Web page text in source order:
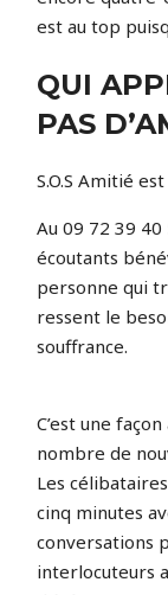
est au top
QUI
PAS
S.O.S Amitié
Au 09 72 39
écoutants
personne qui
ressent le
souffrance.
C’est une
nombre de
Les
cinq minutes
conversations
interlocuteurs